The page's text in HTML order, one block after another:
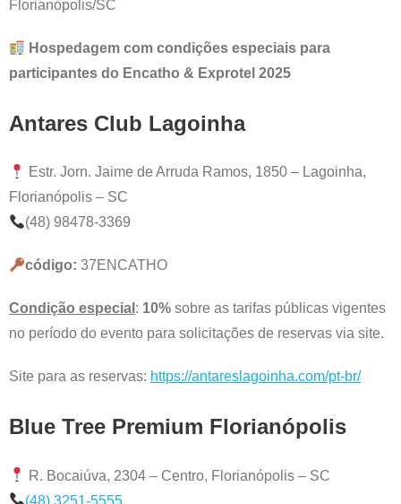
Florianópolis/SC
Hospedagem com condições especiais para
participantes do Encatho & Exprotel 2025
Antares Club Lagoinha
Estr. Jorn. Jaime de Arruda Ramos, 1850 – Lagoinha,
Florianópolis – SC
(48) 98478-3369
código:37ENCATHO
Condição especial : 10% sobre as tarifas públicas vigentes
no período do evento para solicitações de reservas via site.
Site para as reservas: https://antareslagoinha.com/pt-br/
Blue Tree Premium Florianópolis
R. Bocaiúva, 2304 – Centro, Florianópolis – SC
(48) 3251-5555